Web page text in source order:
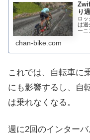
り
ロ
は過
ーニ
配
chan-bike.com
これでは、自転車に
にも影響するし、自
は乗れなくなる。
週に2回のインター